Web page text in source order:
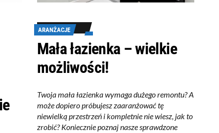
ARANŻACJE
Mała łazienka – wielkie
możliwości!
Twoja mała łazienka wymaga dużego remontu? A
może dopiero próbujesz zaaranżować tę
niewielką przestrzeń i kompletnie nie wiesz, jak to
zrobić? Koniecznie poznaj nasze sprawdzone